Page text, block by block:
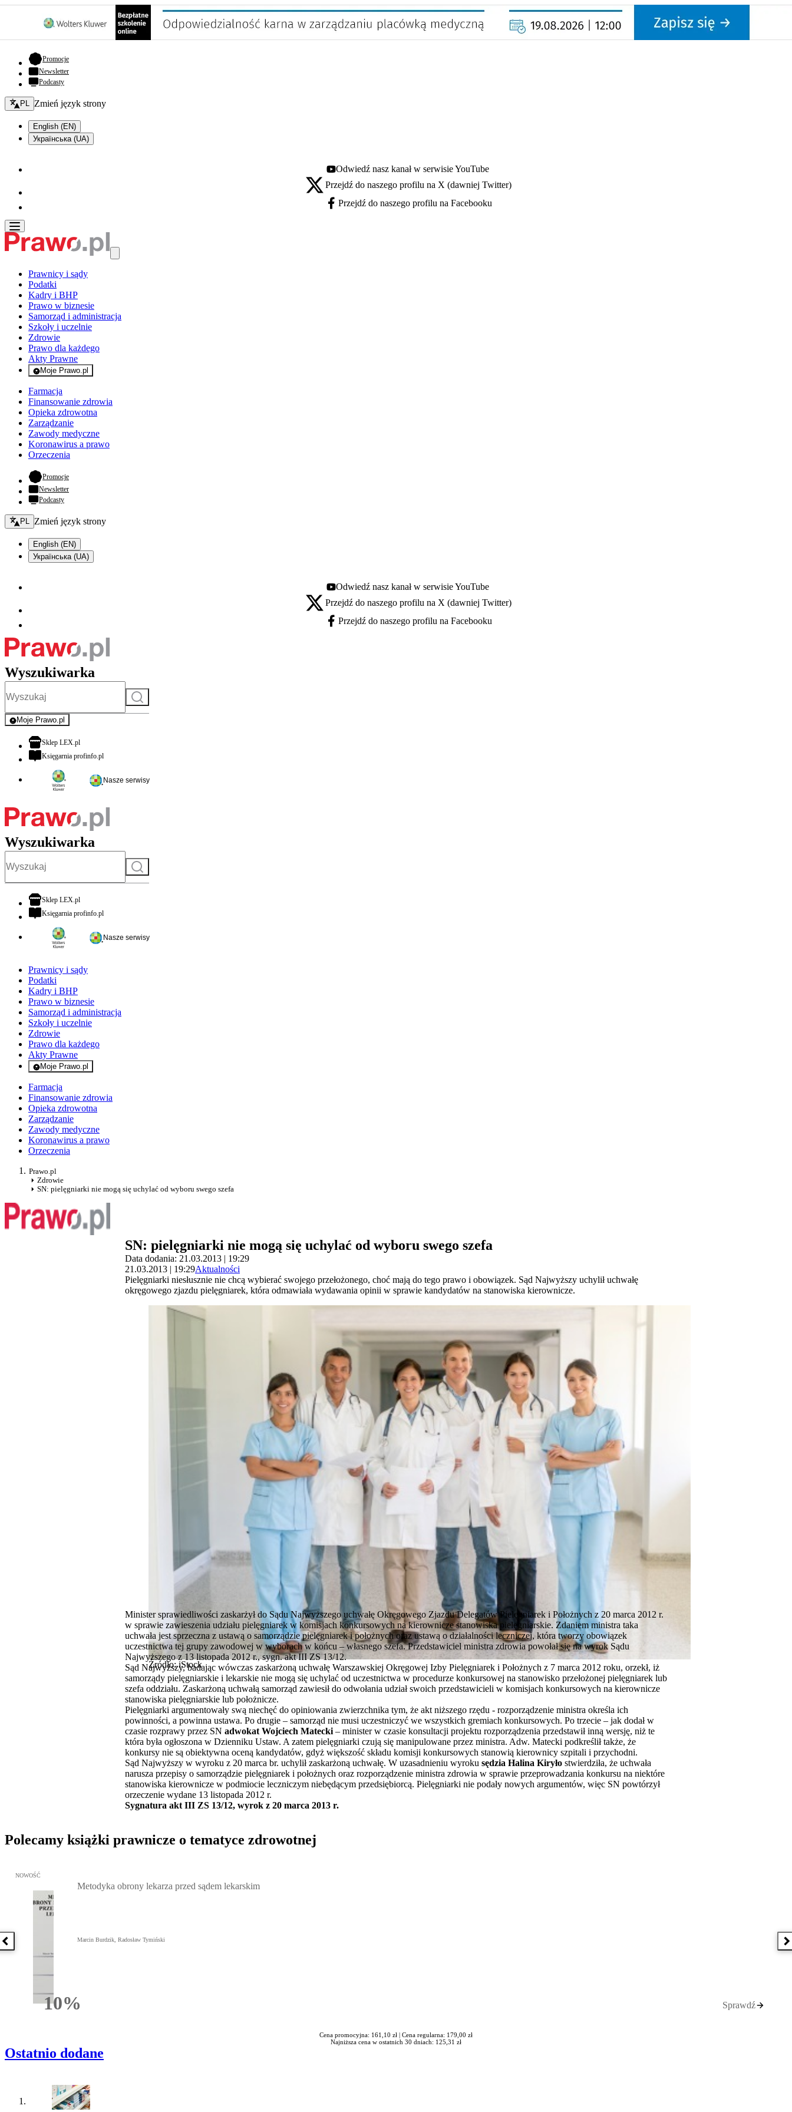
Promocje- otwiera się w nowej karcie
Newsletter
Podcasty
Zmień język - bieżący:
PL Zmień język strony
English (EN)
Українська (UA)
Youtube - otwiera się w nowej karcie
Odwiedź nasz kanał w serwisie YouTube
X - otwiera się w nowej karcie
Przejdź do naszego profilu na X (dawniej Twitter)
Facebook - otwiera się w nowej karcie
Przejdź do naszego profilu na Facebooku
Prawnicy i sądy
Podatki
Kadry i BHP
Prawo w biznesie
Samorząd i administracja
Szkoły i uczelnie
Zdrowie
Prawo dla każdego
Akty Prawne
Moje Prawo.pl
- rejestracja i logowanie do serwisu
Farmacja
Finansowanie zdrowia
Opieka zdrowotna
Zarządzanie
Zawody medyczne
Koronawirus a prawo
Orzeczenia
Promocje- otwiera się w nowej karcie
Newsletter
Podcasty
Zmień język - bieżący:
PL Zmień język strony
English (EN)
Українська (UA)
Youtube - otwiera się w nowej karcie
Odwiedź nasz kanał w serwisie YouTube
X - otwiera się w nowej karcie
Przejdź do naszego profilu na X (dawniej Twitter)
Facebook - otwiera się w nowej karcie
Przejdź do naszego profilu na Facebooku
Wyszukiwarka
Szukaj
Moje Prawo.pl
- rejestracja i logowanie do serwisu
Sklep LEX.plotwiera się w nowej karcie
Księgarnia profinfo.plotwiera się w nowej karcie
Nasze serwisy
Wyszukiwarka
Szukaj
Sklep LEX.plotwiera się w nowej karcie
Księgarnia profinfo.plotwiera się w nowej karcie
Nasze serwisy
Prawnicy i sądy
Podatki
Kadry i BHP
Prawo w biznesie
Samorząd i administracja
Szkoły i uczelnie
Zdrowie
Prawo dla każdego
Akty Prawne
Moje Prawo.pl
- rejestracja i logowanie do serwisu
Farmacja
Finansowanie zdrowia
Opieka zdrowotna
Zarządzanie
Zawody medyczne
Koronawirus a prawo
Orzeczenia
Prawo.pl
Zdrowie
SN: pielęgniarki nie mogą się uchylać od wyboru swego szefa
SN: pielęgniarki nie mogą się uchylać od wyboru swego szefa
Data dodania: 21.03.2013 | 19:29
21.03.2013 | 19:29Aktualności
Pielęgniarki niesłusznie nie chcą wybierać swojego przełożonego, choć mają do tego prawo i obowiązek. Sąd Najwyższy uchylił uchwałę
okręgowego zjazdu pielęgniarek, która odmawiała wydawania opinii w sprawie kandydatów na stanowiska kierownicze.
Źródło: iStock
Minister sprawiedliwości zaskarżył do Sądu Najwyższego uchwałę Okręgowego Zjazdu Delegatów Pielęgniarek i Położnych z 20 marca 2012 r.
w sprawie zawieszenia udziału pielęgniarek w komisjach konkursowych na kierownicze stanowiska pielęgniarskie. Zdaniem ministra taka
uchwała jest sprzeczna z ustawą o samorządzie pielęgniarek i położnych oraz ustawą o działalności leczniczej, która tworzy obowiązek
uczestnictwa tej grupy zawodowej w wyborach w końcu – własnego szefa. Przedstawiciel ministra zdrowia powołał się na wyrok Sądu
Najwyższego z 13 listopada 2012 r., sygn. akt III ZS 13/12.
Sąd Najwyższy, badając wówczas zaskarżoną uchwałę Warszawskiej Okręgowej Izby Pielęgniarek i Położnych z 7 marca 2012 roku, orzekł, iż
samorządy pielęgniarskie i lekarskie nie mogą się uchylać od uczestnictwa w procedurze konkursowej na stanowisko przełożonej pielęgniarek lub
szefa oddziału. Zaskarżoną uchwałą samorząd zawiesił do odwołania udział swoich przedstawicieli w komisjach konkursowych na kierownicze
stanowiska pielęgniarskie lub położnicze.
Pielęgniarki argumentowały swą niechęć do opiniowania zwierzchnika tym, że akt niższego rzędu - rozporządzenie ministra określa ich
powinności, a powinna ustawa. Po drugie – samorząd nie musi uczestniczyć we wszystkich gremiach konkursowych. Po trzecie – jak dodał w
czasie rozprawy przez SN adwokat Wojciech Matecki– minister w czasie konsultacji projektu rozporządzenia przedstawił inną wersję, niż te
która była ogłoszona w Dzienniku Ustaw. A zatem pielęgniarki czują się manipulowane przez ministra. Adw. Matecki podkreślił także, że
konkursy nie są obiektywna oceną kandydatów, gdyż większość składu komisji konkursowych stanowią kierownicy szpitali i przychodni.
Sąd Najwyższy w wyroku z 20 marca br. uchylił zaskarżoną uchwałę. W uzasadnieniu wyroku sędzia Halina Kiryło stwierdziła, że uchwała
narusza przepisy o samorządzie pielęgniarek i położnych oraz rozporządzenie ministra zdrowia w sprawie przeprowadzania konkursu na niektóre
stanowiska kierownicze w podmiocie leczniczym niebędącym przedsiębiorcą. Pielęgniarki nie podały nowych argumentów, więc SN powtórzył
orzeczenie wydane 13 listopada 2012 r.
Sygnatura akt III ZS 13/12, wyrok z 20 marca 2013 r.
Polecamy książki prawnicze o tematyce zdrowotnej
Poprzednia książka
Przejdź do: Metodyka obrony lekarza przed sądem lekarskim, Marcin Burdzik, Radosław Tymiński - otwiera się w nowym oknie
NOWOŚĆ
10%Rabatu
Metodyka obrony lekarza przed sądem lekarskim
Marcin Burdzik, Radosław Tymiński
Sprawdź
Cena promocyjna: 161,10 zł | Cena regularna: 179,00 zł
Najniższa cena w ostatnich 30 dniach: 125,31 zł
Ostatnio dodane